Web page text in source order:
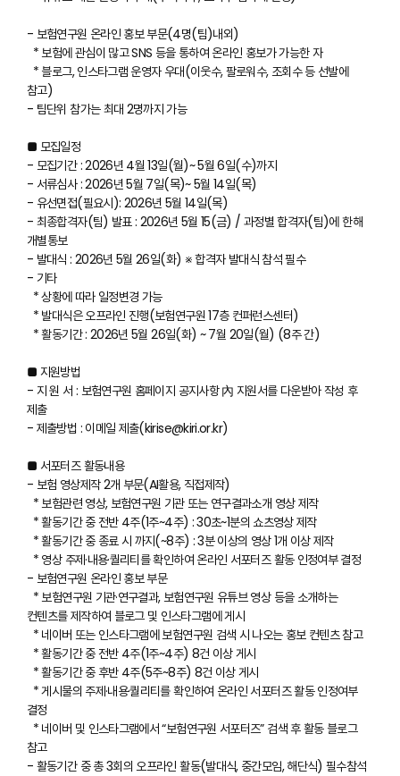
- 보험연구원 온라인 홍보 부문(4명(팀)내외)
* 보험에 관심이 많고 SNS 등을 통하여 온라인 홍보가 가능한 자
* 블로그, 인스타그램 운영자 우대(이웃수, 팔로워수, 조회수 등 선발에
참고)
- 팀단위 참가는 최대 2명까지 가능
■ 모집일정
- 모집기간 : 2026년 4월 13일(월)~ 5월 6일(수)까지
- 서류심사 : 2026년 5월 7일(목)~ 5월 14일(목)
- 유선면접(필요시): 2026년 5월 14일(목)
- 최종합격자(팀) 발표 : 2026년 5월 15(금) / 과정별 합격자(팀)에 한해
개별통보
- 발대식 : 2026년 5월 26일(화) ※ 합격자 발대식 참석 필수
- 기타
* 상황에 따라 일정변경 가능
* 발대식은 오프라인 진행(보험연구원 17층 컨퍼런스센터)
* 활동기간 : 2026년 5월 26일(화) ~ 7월 20일(월) (8주 간)
■ 지원방법
- 지 원 서 : 보험연구원 홈페이지 공지사항 內 지원서를 다운받아 작성 후
제출
- 제출방법 : 이메일 제출(kirise@kiri.or.kr)
■ 서포터즈 활동내용
- 보험 영상제작 2개 부문(AI활용, 직접제작)
* 보험관련 영상, 보험연구원 기관 또는 연구결과소개 영상 제작
* 활동기간 중 전반 4주(1주~4주) : 30초~1분의 쇼츠영상 제작
* 활동기간 중 종료 시 까지(~8주) : 3분 이상의 영상 1개 이상 제작
* 영상 주제·내용·퀄리티를 확인하여 온라인 서포터즈 활동 인정여부 결정
- 보험연구원 온라인 홍보 부문
* 보험연구원 기관·연구결과, 보험연구원 유튜브 영상 등을 소개하는
컨텐츠를 제작하여 블로그 및 인스타그램에 게시
* 네이버 또는 인스타그램에 보험연구원 검색 시 나오는 홍보 컨텐츠 참고
* 활동기간 중 전반 4주(1주~4주) 8건 이상 게시
* 활동기간 중 후반 4주(5주~8주) 8건 이상 게시
* 게시물의 주제·내용·퀄리티를 확인하여 온라인 서포터즈 활동 인정여부
결정
* 네이버 및 인스타그램에서 “보험연구원 서포터즈” 검색 후 활동 블로그
참고
- 활동기간 중 총 3회의 오프라인 활동(발대식, 중간모임, 해단식) 필수참석